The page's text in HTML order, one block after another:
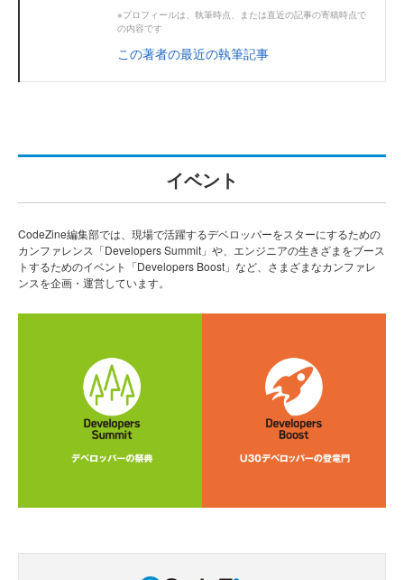
※プロフィールは、執筆時点、または直近の記事の寄稿時点で
の内容です
この著者の最近の執筆記事
イベント
CodeZine編集部では、現場で活躍するデベロッパーをスターにするための
カンファレンス「Developers Summit」や、エンジニアの生きざまをブース
トするためのイベント「Developers Boost」など、さまざまなカンファレ
ンスを企画・運営しています。